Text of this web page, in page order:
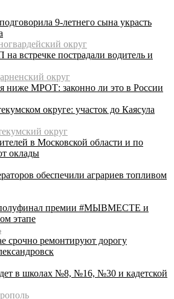
9-летнего сына украсть
округ
встречке пострадали водитель и
округ
ниже МРОТ: законно ли это в России
округе: участок до Каясула
округ
в Московской области и по
оклады
обеспечили аграриев топливом
премии #МЫВМЕСТЕ и
этапе
срочно ремонтируют дорогу
в школах №8, №16, №30 и кадетской